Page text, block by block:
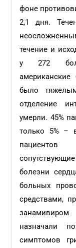
фоне
2,1 дня.
течение и
у 272
было
отделение
умерли. 45%
только 5% –
пациентов
болезни
больных
средствами,
назначали
симптомов